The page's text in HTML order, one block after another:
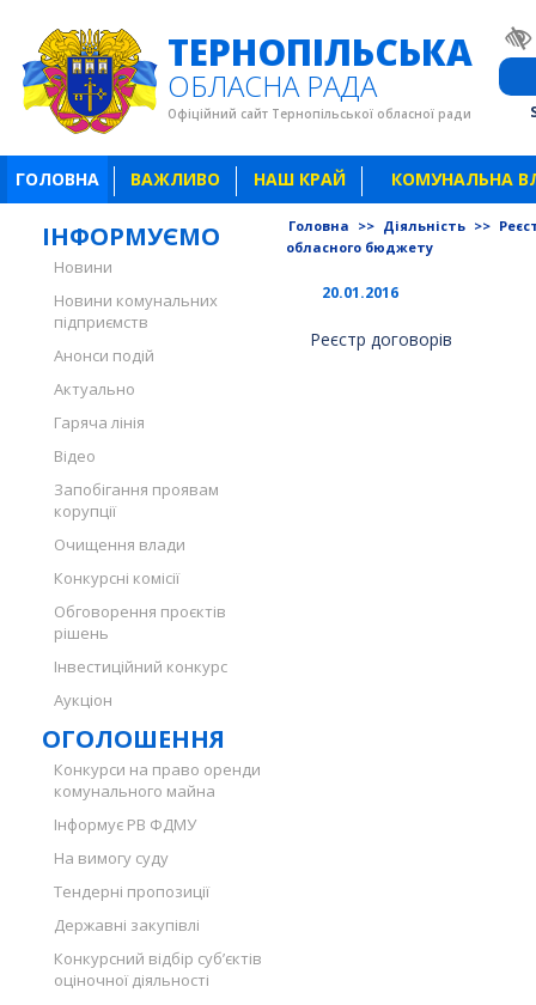
ТЕРНОПІЛЬСЬКА
ОБЛАСНА РАДА
Офіційний сайт Тернопільської обласної ради
ГОЛОВНА ВАЖЛИВО НАШ КРАЙ КОМУНАЛЬНА
ІНФОРМУЄМО
Новини
Новини комунальних
підприємств
Анонси подій
Актуально
Гаряча лінія
Відео
Запобігання проявам
корупції
Очищення влади
Конкурсні комісії
Обговорення проєктів
рішень
Інвестиційний конкурс
Аукціон
ОГОЛОШЕННЯ
Конкурси на право оренди
комунального майна
Інформує РВ ФДМУ
На вимогу суду
Тендерні пропозиції
Державні закупівлі
Конкурсний відбір суб’єктів
оціночної діяльності
Головна >> Діяльність >>
обласного бюджету
20.01.2016
Реєстр договорів